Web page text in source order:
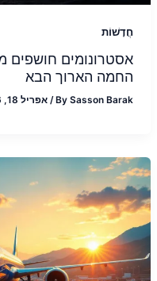
חֲדָשׁוֹת
אסטרונומים חושפים
החמה הארוך הבא
BySasson Barak
/ אפריל 18, 2026